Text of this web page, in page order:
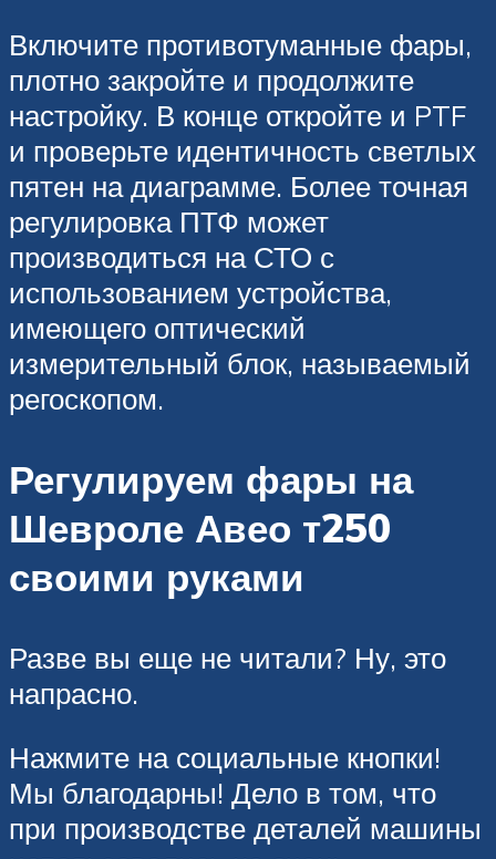
Включите противотуманные фары,
плотно закройте и продолжите
настройку. В конце откройте и PTF
и проверьте идентичность светлых
пятен на диаграмме. Более точная
регулировка ПТФ может
производиться на СТО с
использованием устройства,
имеющего оптический
измерительный блок, называемый
регоскопом.
Регулируем фары на
Шевроле Авео т250
своими руками
Разве вы еще не читали? Ну, это
напрасно.
Нажмите на социальные кнопки!
Мы благодарны! Дело в том, что
при производстве деталей машины